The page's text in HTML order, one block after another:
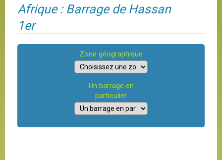
Afrique : Barrage de Hassan
1er
Zone géographique
Un barrage en
particulier